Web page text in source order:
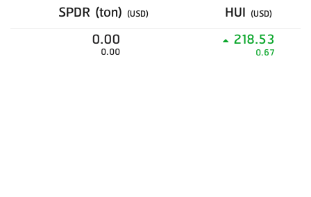
SPDR (ton) (USD) HUI (USD)
0.00
0.00
218.53
0.67